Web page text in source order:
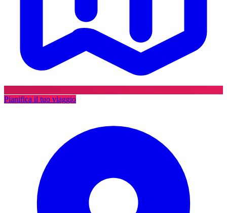
Pianifica il tuo viaggio